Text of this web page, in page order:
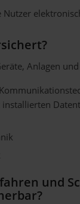
Anlagen
und